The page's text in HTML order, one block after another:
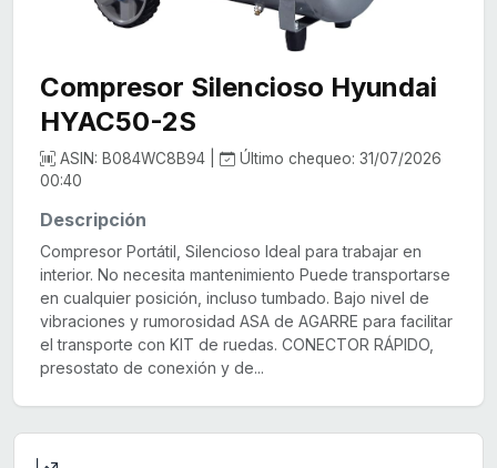
Compresor Silencioso Hyundai
HYAC50-2S
ASIN: B084WC8B94 |
Último chequeo: 31/07/2026
00:40
Descripción
Compresor Portátil, Silencioso Ideal para trabajar en
interior. No necesita mantenimiento Puede transportarse
en cualquier posición, incluso tumbado. Bajo nivel de
vibraciones y rumorosidad ASA de AGARRE para facilitar
el transporte con KIT de ruedas. CONECTOR RÁPIDO,
presostato de conexión y de...